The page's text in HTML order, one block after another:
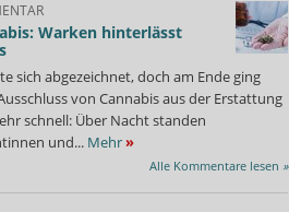
Warken hinterlässt
sich abgezeichnet, doch am Ende ging
von Cannabis aus der Erstattung
schnell: Über Nacht standen
und... Mehr»
Alle Kommentare lesen »